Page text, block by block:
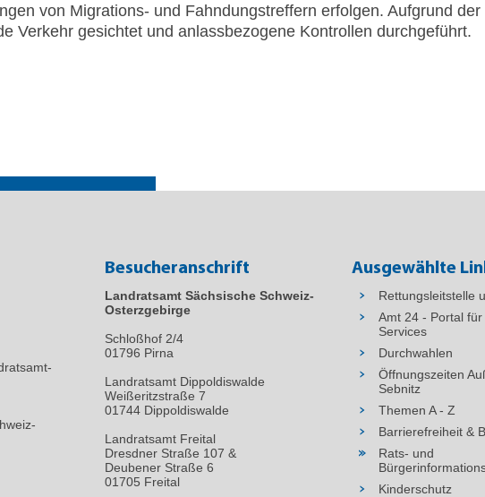
von Migrations- und Fahndungstreffern erfolgen. Aufgrund
Verkehr gesichtet und anlassbezogene Kontrollen durchgeführt.
Besucheranschrift
Landratsamt Sächsische Schweiz-
Osterzgebirge
Schloßhof 2/4
01796 Pirna
Landratsamt Dippoldiswalde
Weißeritzstraße 7
01744 Dippoldiswalde
Landratsamt Freital
Dresdner Straße 107 &
Deubener Straße 6
01705 Freital
Ausgewählte
Rettungsleitstelle
Amt 24 - Portal für
Services
Durchwahlen
Öffnungszeiten
Sebnitz
Themen A - Z
Barrierefreiheit &
Rats- und
Kinderschutz